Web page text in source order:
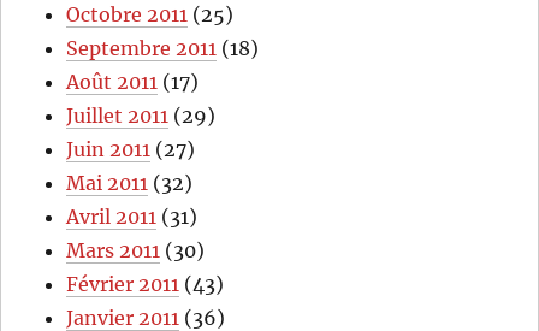
Octobre 2011 (25)
Septembre 2011 (18)
Août 2011 (17)
Juillet 2011 (29)
Juin 2011 (27)
Mai 2011 (32)
Avril 2011 (31)
Mars 2011 (30)
Février 2011 (43)
Janvier 2011 (36)